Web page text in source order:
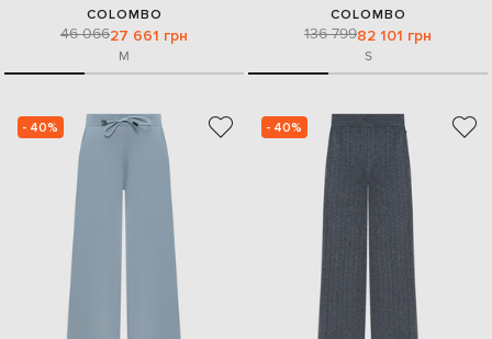
COLOMBO
46 06627 661 грн
M
COLOMBO
136 79982 101 грн
S
- 40% - 40%